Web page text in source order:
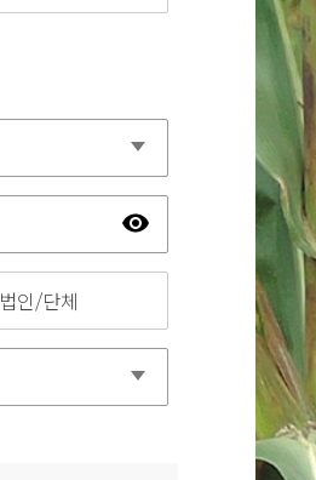
법인/단체